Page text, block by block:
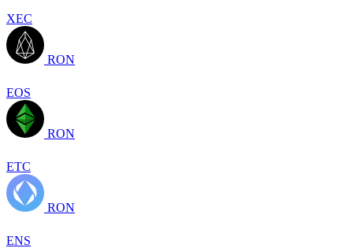
XEC
RON
EOS
RON
ETC
RON
ENS